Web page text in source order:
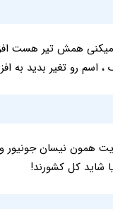
میکنی همش تیر هست
، اسم رو تغیر بدید به
شاید کل کشورند!